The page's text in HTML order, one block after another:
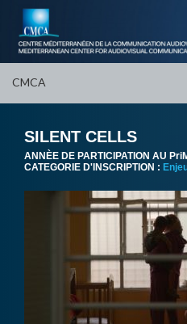
CMCA
SILENT CELLS
ANNÈE DE PARTICIPATION AU
CATEGORIE D'INSCRIPTION :